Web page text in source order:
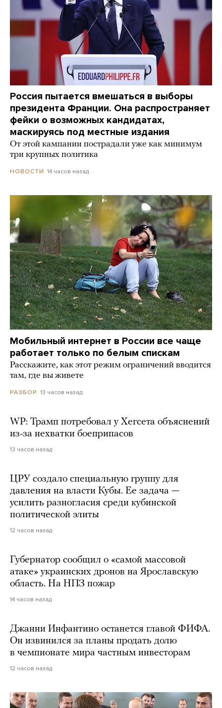
Россия пытается вмешаться в выборы
президента Франции. Она распространяет
фейки о возможных кандидатах,
маскируясь под местные издания
От этой кампании пострадали уже как минимум
три крупных политика
НОВОСТИ 14 часов назад
Мобильный интернет в России все чаще
работает только по белым спискам
Расскажите, как этот режим ограничений вводится
там, где вы живете
РАЗБОР 13 часов назад
WP: Трамп потребовал у Хегсета объяснений
из-за нехватки боеприпасов
13 часов назад
ЦРУ создало специальную группу для
давления на власти Кубы. Ее задача —
усилить разногласия среди кубинской
политической элиты
12 часов назад
Губернатор сообщил о «самой массовой
атаке» украинских дронов на Ярославскую
область. На НПЗ пожар
14 часов назад
Джанни Инфантино останется главой ФИФА.
Он извинился за планы продать долю
в чемпионате мира частным инвесторам
12 часов назад